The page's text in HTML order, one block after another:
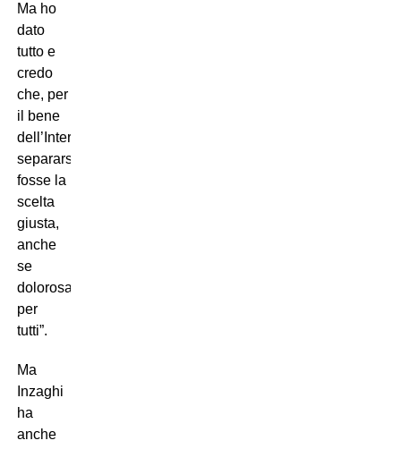
Ma ho
dato
tutto e
credo
che, per
il bene
dell’Inter,
separarsi
fosse la
scelta
giusta,
anche
se
dolorosa
per
tutti”.
Ma
Inzaghi
ha
anche